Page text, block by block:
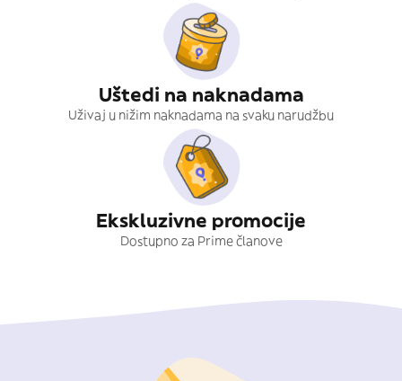
Uštedi na naknadama
Uživaj u nižim naknadama na svaku narudžbu
Ekskluzivne promocije
Dostupno za Prime članove